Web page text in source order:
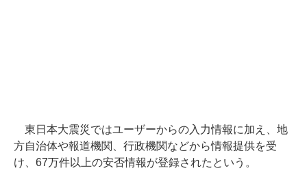
東日本大震災ではユーザーからの入力情報に加え、地
方自治体や報道機関、行政機関などから情報提供を受
け、67万件以上の安否情報が登録されたという。